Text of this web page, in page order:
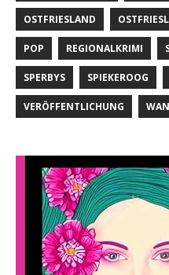
OSTFRIESLAND
POP REGIONALKRIMI
SPERBYS SPIEKEROOG
VERÖFFENTLICHUNG